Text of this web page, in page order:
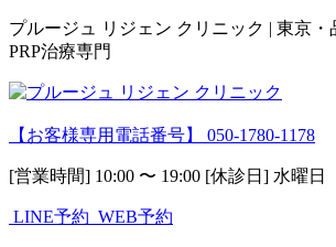
プルージュ リジェン クリニック | 東京・
PRP治療専門
【お客様専用電話番号】 050-1780-1178
[営業時間] 10:00 〜 19:00 [休診日] 水曜日
LINE予約 WEB予約